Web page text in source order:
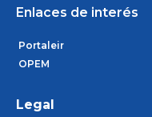
Enlaces de interés
Portaleir
OPEM
Legal